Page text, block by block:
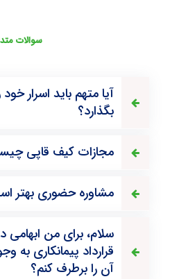
سوالات
آیا متهم باید اسرار
بگذارد؟
مجازات کیف قاپی
مشاوره حضوری بهتر
سلام، برای من ابهامی
قرارداد پیمانکاری
آن را برطرف کنم؟